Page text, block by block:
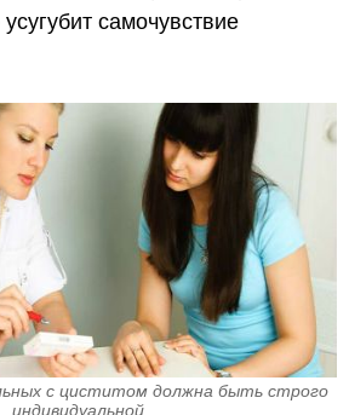
усугубит самочувствие
с циститом должна быть строго
индивидуальной